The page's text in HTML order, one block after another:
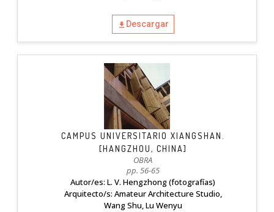
Descargar
CAMPUS UNIVERSITARIO XIANGSHAN.
[HANGZHOU, CHINA]
OBRA
pp. 56-65
Autor/es: L. V. Hengzhong (fotografías)
Arquitecto/s: Amateur Architecture Studio,
Wang Shu, Lu Wenyu